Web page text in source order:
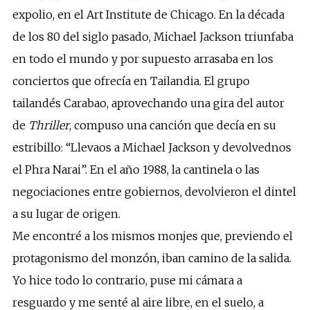
expolio, en el Art Institute de Chicago. En la década
de los 80 del siglo pasado, Michael Jackson triunfaba
en todo el mundo y por supuesto arrasaba en los
conciertos que ofrecía en Tailandia. El grupo
tailandés Carabao, aprovechando una gira del autor
de Thriller, compuso una canción que decía en su
estribillo: “Llevaos a Michael Jackson y devolvednos
el Phra Narai”. En el año 1988, la cantinela o las
negociaciones entre gobiernos, devolvieron el dintel
a su lugar de origen.
Me encontré a los mismos monjes que, previendo el
protagonismo del monzón, iban camino de la salida.
Yo hice todo lo contrario, puse mi cámara a
resguardo y me senté al aire libre, en el suelo, a